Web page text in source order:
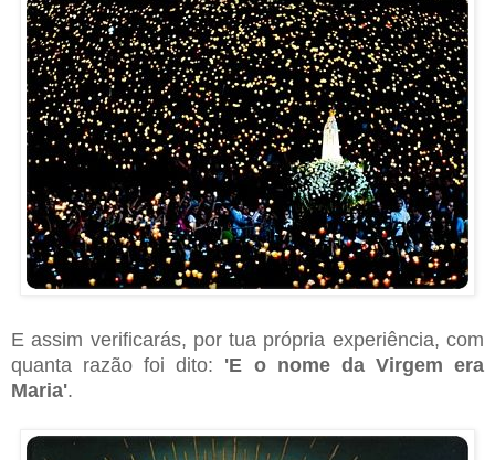
E assim verificarás, por tua própria experiência, com
quanta razão foi dito: 'E o nome da Virgem era
Maria'.